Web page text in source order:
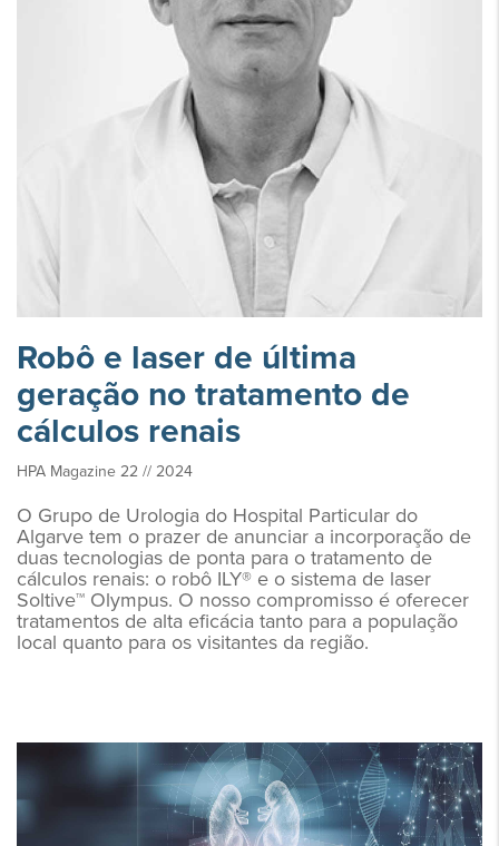
Robô e laser de última
geração no tratamento de
cálculos renais
HPA Magazine 22 // 2024
O Grupo de Urologia do Hospital Particular do
Algarve tem o prazer de anunciar a incorporação de
duas tecnologias de ponta para o tratamento de
cálculos renais: o robô ILY® e o sistema de laser
Soltive™ Olympus. O nosso compromisso é oferecer
tratamentos de alta eficácia tanto para a população
local quanto para os visitantes da região.